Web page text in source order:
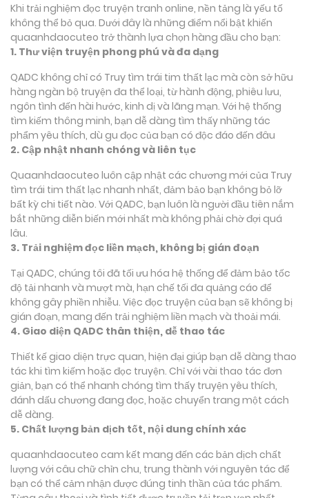
Khi trải nghiệm đọc truyện tranh online, nền tảng là yếu tố
không thể bỏ qua. Dưới đây là những điểm nổi bật khiến
quaanhdaocuteo trở thành lựa chọn hàng đầu cho bạn:
1. Thư viện truyện phong phú và đa dạng
QADC không chỉ có Truy tìm trái tim thất lạc mà còn sở hữu
hàng ngàn bộ truyện đa thể loại, từ hành động, phiêu lưu,
ngôn tình đến hài hước, kinh dị và lãng mạn. Với hệ thống
tìm kiếm thông minh, bạn dễ dàng tìm thấy những tác
phẩm yêu thích, dù gu đọc của bạn có độc đáo đến đâu
2. Cập nhật nhanh chóng và liên tục
Quaanhdaocuteo luôn cập nhật các chương mới của Truy
tìm trái tim thất lạc nhanh nhất, đảm bảo bạn không bỏ lỡ
bất kỳ chi tiết nào. Với QADC, bạn luôn là người đầu tiên nắm
bắt những diễn biến mới nhất mà không phải chờ đợi quá
lâu.
3. Trải nghiệm đọc liền mạch, không bị gián đoạn
Tại QADC, chúng tôi đã tối ưu hóa hệ thống để đảm bảo tốc
độ tải nhanh và mượt mà, hạn chế tối đa quảng cáo để
không gây phiền nhiễu. Việc đọc truyện của bạn sẽ không bị
gián đoạn, mang đến trải nghiệm liền mạch và thoải mái.
4. Giao diện QADC thân thiện, dễ thao tác
Thiết kế giao diện trực quan, hiện đại giúp bạn dễ dàng thao
tác khi tìm kiếm hoặc đọc truyện. Chỉ với vài thao tác đơn
giản, bạn có thể nhanh chóng tìm thấy truyện yêu thích,
đánh dấu chương đang đọc, hoặc chuyển trang một cách
dễ dàng.
5. Chất lượng bản dịch tốt, nội dung chính xác
quaanhdaocuteo cam kết mang đến các bản dịch chất
lượng với câu chữ chỉn chu, trung thành với nguyên tác để
bạn có thể cảm nhận được đúng tinh thần của tác phẩm.